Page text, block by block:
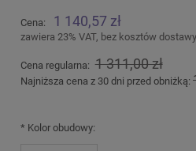
Cena: 1 140,57 zł
zawiera 23% VAT, bez kosztów dostawy
Cena regularna: 1 311,00 zł
Najniższa cena z 30 dni przed obniżką:
* Kolor obudowy: